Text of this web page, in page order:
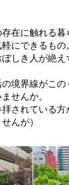
在に触れる
にできるもの
しき人が絶
境界線がこの
せんか。
拝されている
んが）